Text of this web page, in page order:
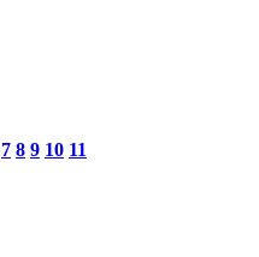
7 8 9 10 11